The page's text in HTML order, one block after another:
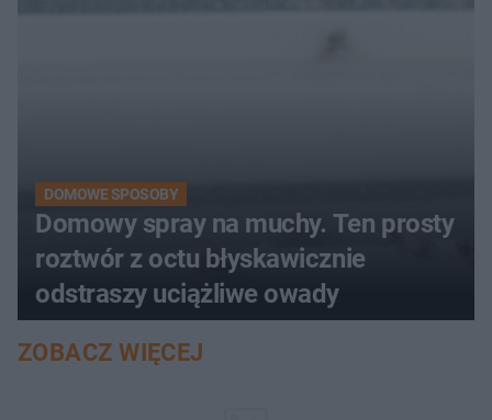
DOMOWE SPOSOBY
Domowy spray na muchy. Ten prosty
roztwór z octu błyskawicznie
odstraszy uciążliwe owady
ZOBACZ WIĘCEJ